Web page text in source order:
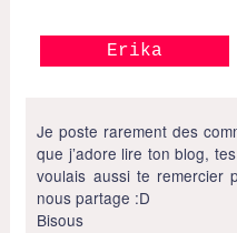
Erika
Je poste rarement des
que j’adore lire ton blog,
voulais aussi te remercier
nous partage :D
Bisous